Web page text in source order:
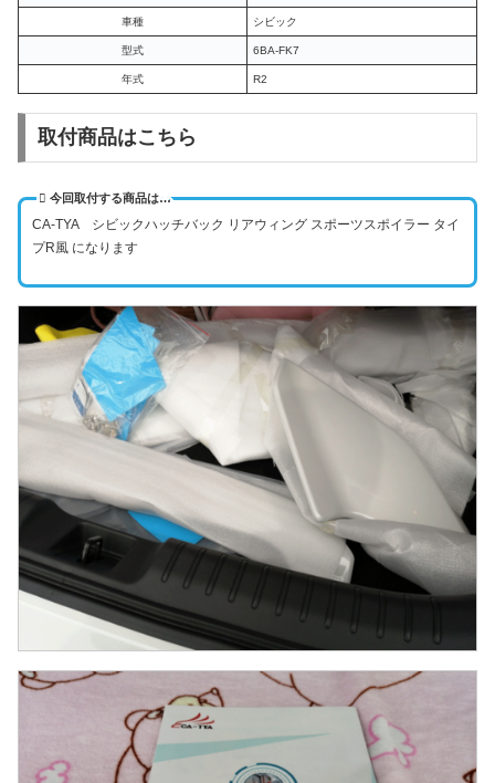
車種 シビック
型式 6BA-FK7
年式 R2
取付商品はこちら
今回取付する商品は…
CA-TYA シビックハッチバック リアウィング スポーツスポイラー タイ
プR風 になります